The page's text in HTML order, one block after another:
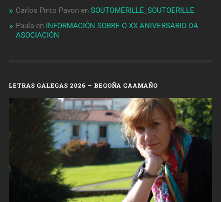
Carlos Pinto Pavon en SOUTOMERILLE_SOUTOERILLE
Paula en
INFORMACIÓN SOBRE O XX ANIVERSARIO DA
ASOCIACIÓN
LETRAS GALEGAS 2026 – BEGOÑA CAAMAÑO